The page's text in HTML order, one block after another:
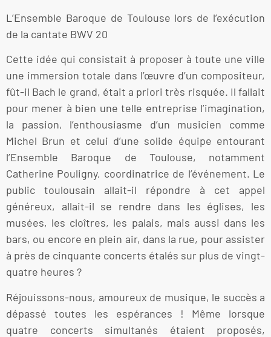
L’Ensemble Baroque de Toulouse lors de l’exécution
de la cantate BWV 20
Cette idée qui consistait à proposer à toute une ville
une immersion totale dans l’œuvre d’un compositeur,
fût-il Bach le grand, était a priori très risquée. Il fallait
pour mener à bien une telle entreprise l’imagination,
la passion, l’enthousiasme d’un musicien comme
Michel Brun et celui d’une solide équipe entourant
l’Ensemble Baroque de Toulouse, notamment
Catherine Pouligny, coordinatrice de l’événement. Le
public toulousain allait-il répondre à cet appel
généreux, allait-il se rendre dans les églises, les
musées, les cloîtres, les palais, mais aussi dans les
bars, ou encore en plein air, dans la rue, pour assister
à près de cinquante concerts étalés sur plus de vingt-
quatre heures ?
Réjouissons-nous, amoureux de musique, le succès a
dépassé toutes les espérances ! Même lorsque
quatre concerts simultanés étaient proposés,